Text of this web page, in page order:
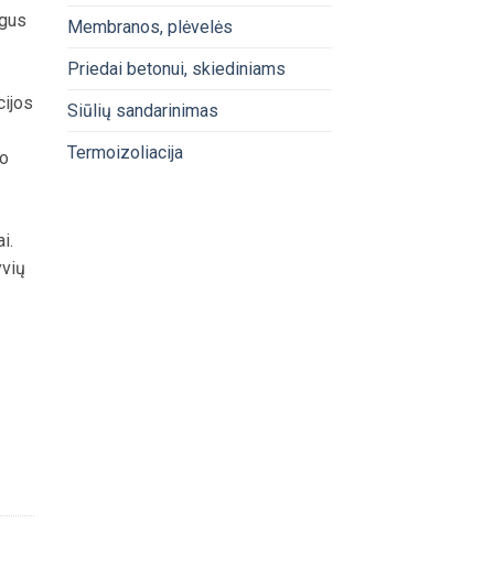
Membranos, plėvelės
Priedai betonui, skiediniams
Siūlių sandarinimas
Termoizoliacija